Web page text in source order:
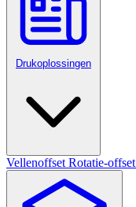
Drukoplossingen
Vellenoffset Rotatie-offset